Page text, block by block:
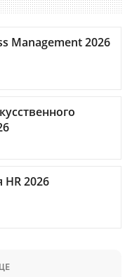
Management 2026
2026